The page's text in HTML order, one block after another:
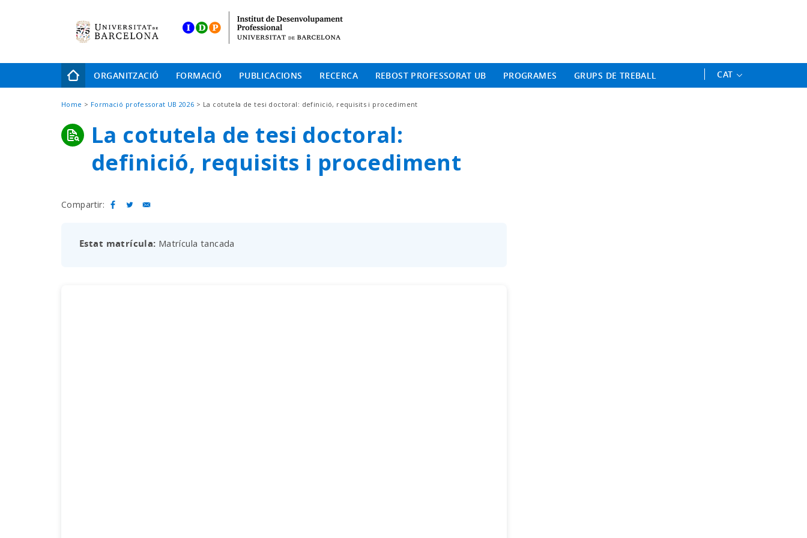
Navegació
principal
ORGANITZACIÓ FORMACIÓ PUBLICACIONS RECERCA REBOST PROFESSORAT UB PROGRAMES GRUPS DE TREBALL CAT
Fil
d'Ariadna
Home Formació professorat UB 2026 La cotutela de tesi doctoral: definició, requisits i procediment
La cotutela de tesi doctoral:
definició, requisits i procediment
Compartir:
Estat matrícula Matrícula tancada